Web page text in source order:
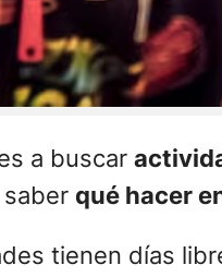
a buscar
qué hacer
tienen días